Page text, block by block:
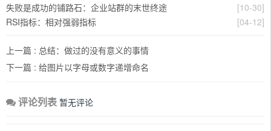
[10-30]
失败是成功的铺路石：企业站群的末世终途
[04-12]
RSI指标：相对强弱指标
上一篇 : 总结：做过的没有意义的事情
下一篇 : 给图片以字母或数字递增命名
评论列表 暂无评论